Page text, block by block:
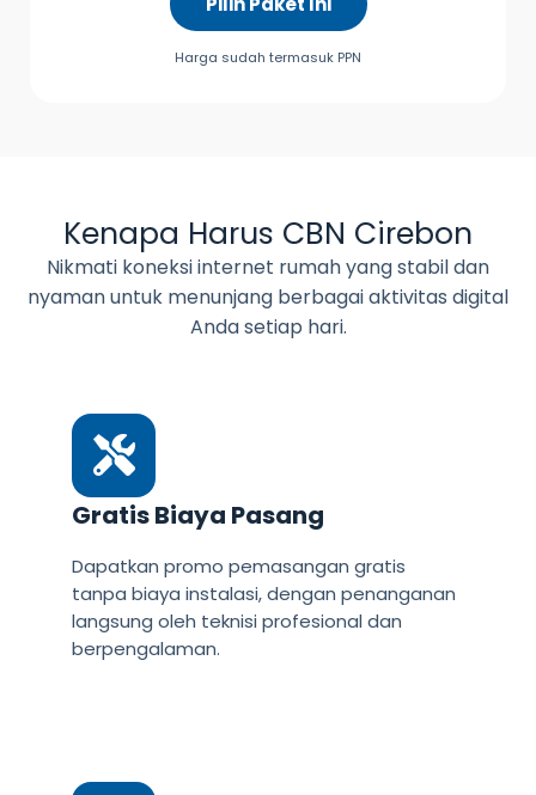
Harga sudah termasuk PPN
Kenapa Harus CBN Cirebon
Nikmati koneksi internet rumah yang stabil dan
nyaman untuk menunjang berbagai aktivitas digital
Anda setiap hari.
Gratis Biaya Pasang
Dapatkan promo pemasangan gratis
tanpa biaya instalasi, dengan penanganan
langsung oleh teknisi profesional dan
berpengalaman.